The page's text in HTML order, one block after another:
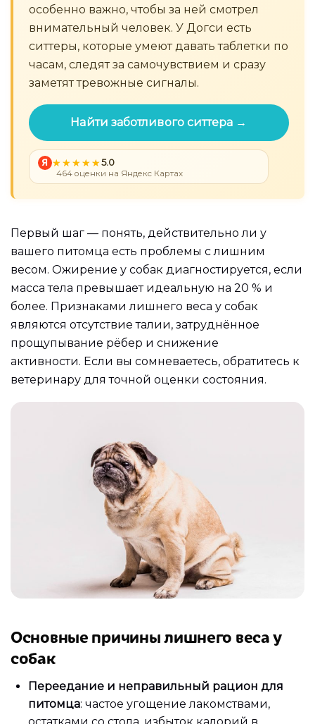
особенно важно, чтобы за ней смотрел
внимательный человек. У Догси есть
ситтеры, которые умеют давать таблетки по
часам, следят за самочувствием и сразу
заметят тревожные сигналы.
Найти заботливого ситтера →
Я 5.0
464 оценки на Яндекс Картах
Первый шаг — понять, действительно ли у
вашего питомца есть проблемы с лишним
весом. Ожирение у собак диагностируется, если
масса тела превышает идеальную на 20 % и
более. Признаками лишнего веса у собак
являются отсутствие талии, затруднённое
прощупывание рёбер и снижение
активности. Если вы сомневаетесь, обратитесь к
ветеринару для точной оценки состояния.
Основные причины лишнего веса у
собак
Переедание и неправильный рацион для
питомца: частое угощение лакомствами,